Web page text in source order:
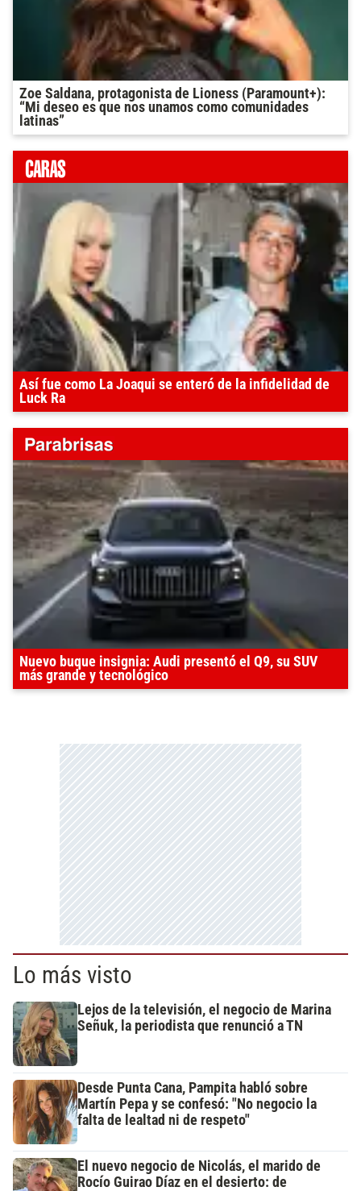
Zoe Saldana, protagonista de Lioness (Paramount+):
“Mi deseo es que nos unamos como comunidades
latinas”
Así fue como La Joaqui se enteró de la infidelidad de
Luck Ra
Nuevo buque insignia: Audi presentó el Q9, su SUV
más grande y tecnológico
Lo más visto
Lejos de la televisión, el negocio de Marina
Señuk, la periodista que renunció a TN
Desde Punta Cana, Pampita habló sobre
Martín Pepa y se confesó: "No negocio la
falta de lealtad ni de respeto"
El nuevo negocio de Nicolás, el marido de
Rocío Guirao Díaz en el desierto: de